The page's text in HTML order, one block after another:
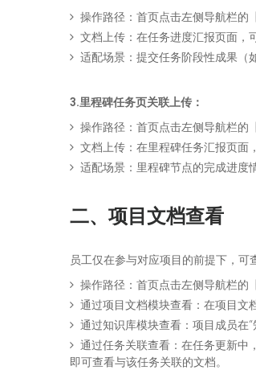
操作路径：首页点击左侧导航栏的
文档上传：在任务进度汇报页面，
适配场景：提交任务阶段性成果（
3.里程碑任务页关联上传 ：
操作路径：首页点击左侧导航栏的
文档上传：在里程碑任务汇报页面
适配场景：里程碑节点的完成进度
二、项目 文档查看
员工仅在参与对应项目的前提下，可
操作路径：首页点击左侧导航栏
通过项目文档模块查看：在项目文
通过知识库模块查看：项目成员在
通过任务关联查看：在任务更新中
即可查看与该任务关联的文档。